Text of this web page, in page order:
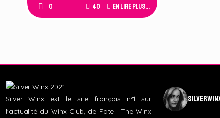
0 40 En lire plus...
Silver Winx est le site français n°1 sur
l'actualité du Winx Club, de Fate : The Winx